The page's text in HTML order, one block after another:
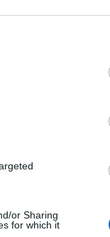
or Sharing
for which it
Παγκόσμιας